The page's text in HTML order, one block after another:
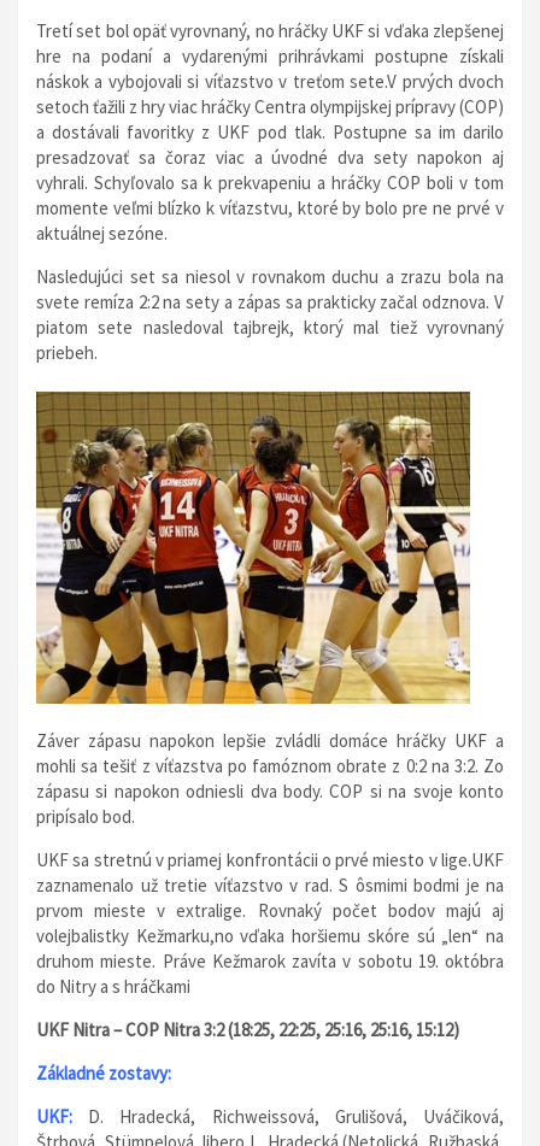
Tretí set bol opäť vyrovnaný, no hráčky UKF si vďaka zlepšenej
hre na podaní a vydarenými prihrávkami postupne získali
náskok a vybojovali si víťazstvo v treťom sete.V prvých dvoch
setoch ťažili z hry viac hráčky Centra olympijskej prípravy (COP)
a dostávali favoritky z UKF pod tlak. Postupne sa im darilo
presadzovať sa čoraz viac a úvodné dva sety napokon aj
vyhrali. Schyľovalo sa k prekvapeniu a hráčky COP boli v tom
momente veľmi blízko k víťazstvu, ktoré by bolo pre ne prvé v
aktuálnej sezóne.
Nasledujúci set sa niesol v rovnakom duchu a zrazu bola na
svete remíza 2:2 na sety a zápas sa prakticky začal odznova. V
piatom sete nasledoval tajbrejk, ktorý mal tiež vyrovnaný
priebeh.
Záver zápasu napokon lepšie zvládli domáce hráčky UKF a
mohli sa tešiť z víťazstva po famóznom obrate z 0:2 na 3:2. Zo
zápasu si napokon odniesli dva body. COP si na svoje konto
pripísalo bod.
UKF sa stretnú v priamej konfrontácii o prvé miesto v lige.UKF
zaznamenalo už tretie víťazstvo v rad. S ôsmimi bodmi je na
prvom mieste v extralige. Rovnaký počet bodov majú aj
volejbalistky Kežmarku,no vďaka horšiemu skóre sú „len“ na
druhom mieste. Práve Kežmarok zavíta v sobotu 19. októbra
do Nitry a s hráčkami
UKF Nitra – COP Nitra 3:2 (18:25, 22:25, 25:16, 25:16, 15:12)
Základné zostavy:
UKF: D. Hradecká, Richweissová, Grulišová, Uváčiková,